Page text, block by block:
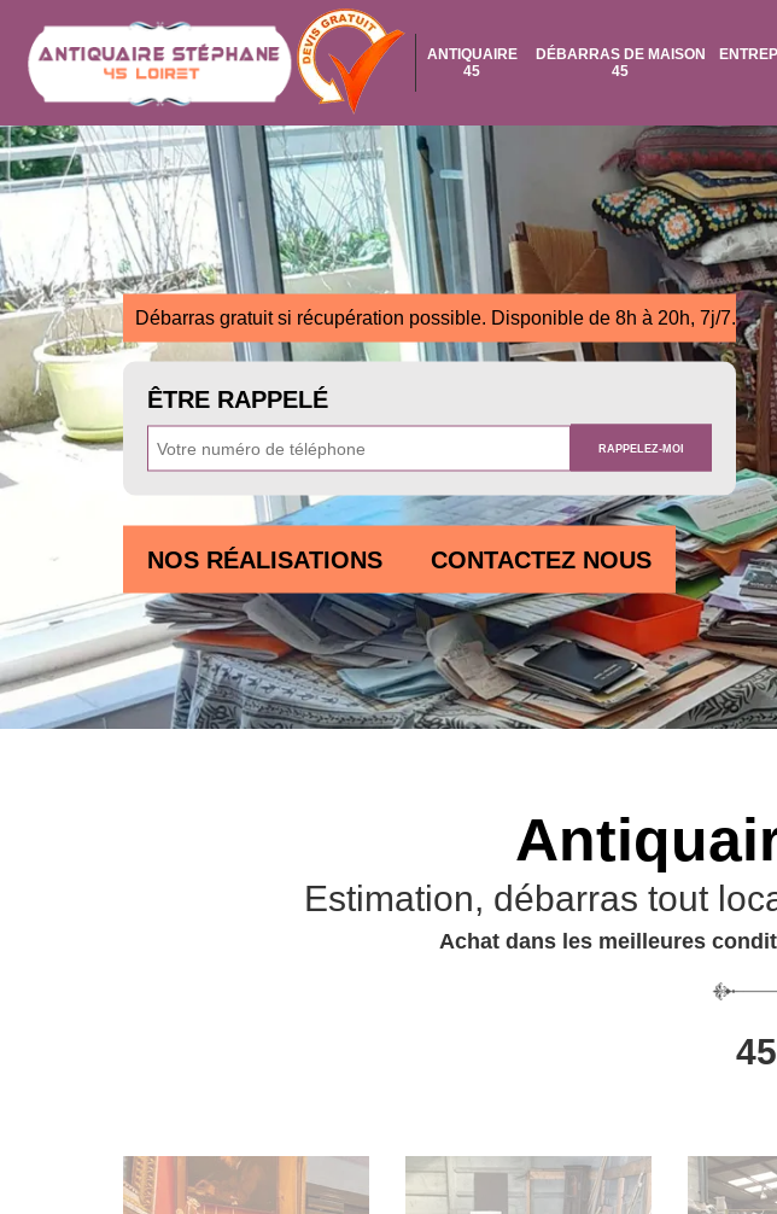
ANTIQUAIRE
45
DÉBARRAS DE MAISON
45
Débarras gratuit si récupération possible. Disponible de 8h à 20h, 7j/7.
ÊTRE RAPPELÉ
NOS RÉALISATIONS CONTACTEZ NOUS
Estimation, débarras tout
Achat dans les meilleures